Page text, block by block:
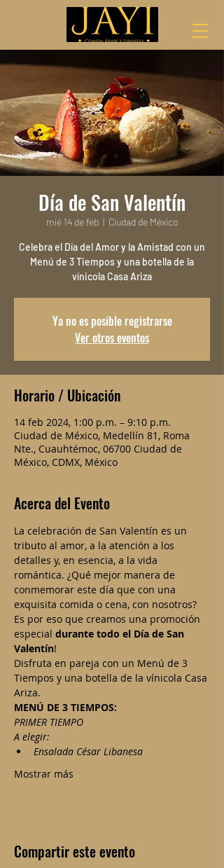
Día de San Valentín
mié 14 de feb
  |
Ciudad de México
Celebra el Día del Amor y la Amistad con un
Menú de 3 Tiempos y una botella de la
vínicola Casa Ariza
Ya no es posible registrarse
Ver otros eventos
Horario / Ubicación
14 feb 2024, 1:00 p.m. – 9:10 p.m.
Ciudad de México, Medellín 81, Roma
Nte., Cuauhtémoc, 06700 Ciudad de
México, CDMX, México
Acerca del Evento
La celebración de San Valentín es un
tributo al amor, a la atención a los
detalles y, en esencia, a la vida
romántica. ¿Qué mejor manera de
conmemorar este día que con una
exquisita comida o cena, con nosotros?
Es por eso que creamos una promoción
especial durante todo el Día de San
Valentín!
Disfruta en pareja con un Menú de 3
Tiempos y una botella de la vínicola Casa
Ariza.
MENÚ DE 3 TIEMPOS:
PRIMER TIEMPO
A elegir:
Ensalada César Libanesa
Mostrar más
Compartir este evento